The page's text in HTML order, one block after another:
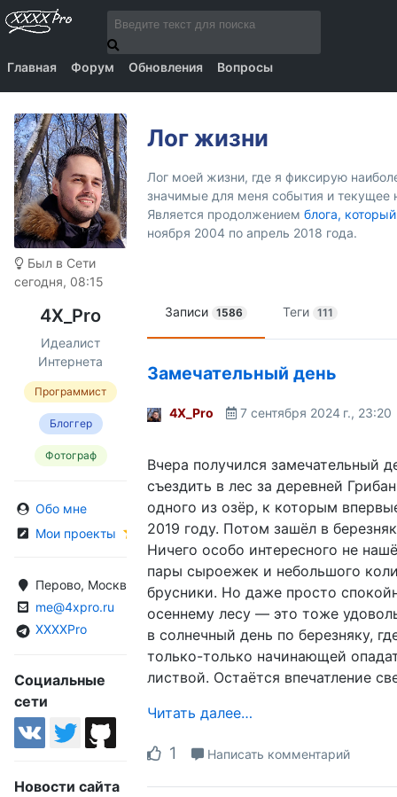
Главная Форум Обновления Вопросы
Был в Сети
сегодня, 08:15
4X_Pro
Идеалист
Интернета
Программист
Блоггер
Фотограф
Обо мне
Мои проекты
Перово, Москва, Россия
me@4xpro.ru
XXXXPro
Социальные
сети
Новости сайта
Лог жизни
Лог моей жизни, где я фиксирую
значимые для меня события и текущее
Является продолжением блога,
ноября 2004 по апрель 2018 года.
Записи 1586 Теги 111
Замечательный день
4X_Pro 7 сентября 2024 г., 23:20
Вчера получился замечательный
съездить в лес за деревней
одного из озёр, к которым
2019 году. Потом зашёл в
Ничего особо интересного не
пары сыроежек и небольшого
брусники. Но даже просто
осеннему лесу — это тоже
в солнечный день по березняку,
только-только начинающей
листвой. Остаётся впечатление
Читать далее…
1 Написать комментарий